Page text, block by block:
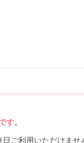
す。
日ご利用いただけませ